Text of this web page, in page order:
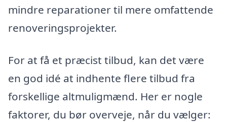
mindre reparationer til mere omfattende
renoveringsprojekter.
For at få et præcist tilbud, kan det være
en god idé at indhente flere tilbud fra
forskellige altmuligmænd. Her er nogle
faktorer, du bør overveje, når du vælger: